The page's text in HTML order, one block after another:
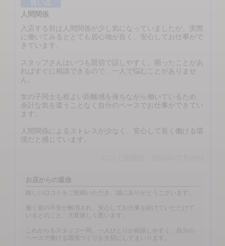
人間関係
入店する前は人間関係が少し気になっていましたが、実際
に働いてみるととても居心地が良く、安心してお仕事がで
きています。
スタッフさんはいつも親切で話しやすく、困ったことがあ
ればすぐに相談できるので、一人で悩むことがありませ
ん。
女の子同士も程よい距離感を保ちながら働いているため、
余計な気を遣うことなく自分のペースでお仕事ができてい
ます。
人間関係によるストレスが少なく、安心して長く働ける環
境だと感じています。
お店からの返信
嬉しい口コミをご投稿いただき、誠にありがとうございます。
働く前の不安が解消され、安心してお仕事を続けていただけて
いるとのこと、大変嬉しく思います。
これからもスタッフ一同、一人ひとりが相談しやすく、自分の
ペースで働ける環境づくりを大切にしてまいります。